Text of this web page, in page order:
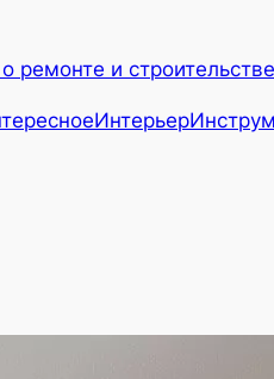
ремонте и строительстве
Интерьер